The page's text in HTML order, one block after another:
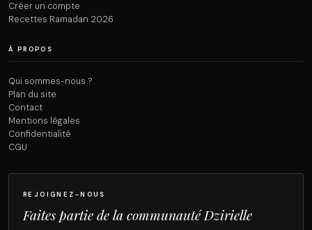
Créer un compte
Recettes Ramadan 2026
À PROPOS
Qui sommes-nous ?
Plan du site
Contact
Mentions légales
Confidentialité
CGU
REJOIGNEZ-NOUS
Faites partie de la communauté Dzirielle